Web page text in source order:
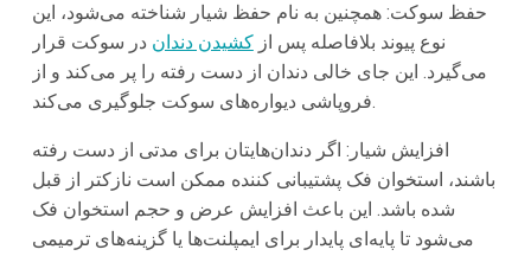
حفظ سوکت: همچنین به نام حفظ شیار شناخته می‌شود، این
نوع پیوند بلافاصله پس ازکشیدن دندان در سوکت قرار
می‌گیرد. این جای خالی دندان از دست رفته را پر می‌کند و از
فروپاشی دیواره‌های سوکت جلوگیری می‌کند.
افزایش شیار: اگر دندان‌هایتان برای مدتی از دست رفته
باشند، استخوان فک پشتیبانی کننده ممکن است نازکتر از قبل
شده باشد. این باعث افزایش عرض و حجم استخوان فک
می‌شود تا پایه‌ای پایدار برای ایمپلنت‌ها یا گزینه‌های ترمیمی